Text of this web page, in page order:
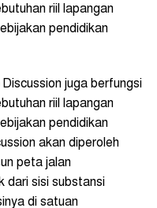
riil lapangan
pendidikan
juga berfungsi
riil lapangan
pendidikan
akan diperoleh
peta jalan
dari sisi substansi
di satuan